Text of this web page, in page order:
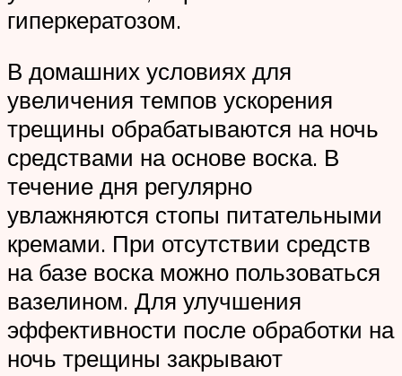
гиперкератозом.
В домашних условиях для
увеличения темпов ускорения
трещины обрабатываются на ночь
средствами на основе воска. В
течение дня регулярно
увлажняются стопы питательными
кремами. При отсутствии средств
на базе воска можно пользоваться
вазелином. Для улучшения
эффективности после обработки на
ночь трещины закрывают